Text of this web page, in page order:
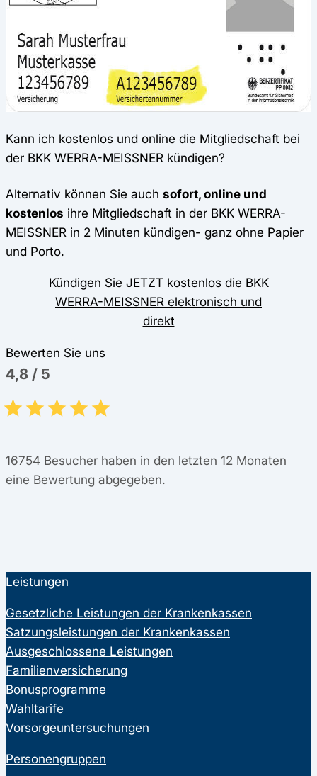
Kann ich kostenlos und online die Mitgliedschaft bei
der BKK WERRA-MEISSNER kündigen?
Alternativ können Sie auch sofort, online und
kostenlos ihre Mitgliedschaft in der BKK WERRA-
MEISSNER in 2 Minuten kündigen- ganz ohne Papier
und Porto.
Kündigen Sie JETZT kostenlos die BKK
WERRA-MEISSNER elektronisch und
direkt
Bewerten Sie uns
4,8 / 5
16754 Besucher haben in den letzten 12 Monaten
eine Bewertung abgegeben.
Leistungen
Gesetzliche Leistungen der Krankenkassen
Satzungsleistungen der Krankenkassen
Ausgeschlossene Leistungen
Familienversicherung
Bonusprogramme
Wahltarife
Vorsorgeuntersuchungen
Personengruppen